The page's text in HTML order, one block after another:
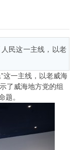
民这一主线，以老
这一主线，以老威海
了威海地方党的组
题。